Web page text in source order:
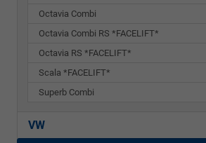
Octavia Combi
Octavia Combi RS *FACELIFT*
Octavia RS *FACELIFT*
Scala *FACELIFT*
Superb Combi
VW